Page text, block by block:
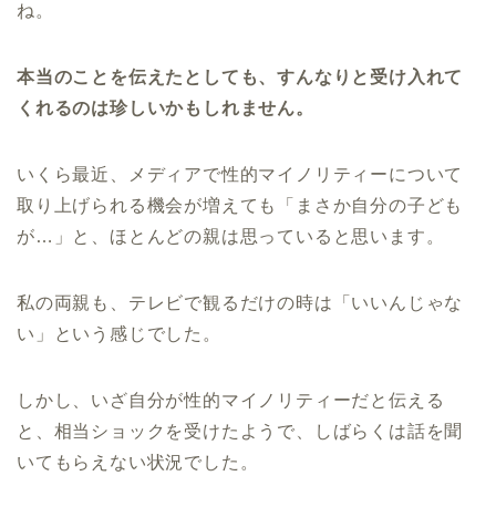
ね。
本当のことを伝えたとしても、すんなりと受け入れて
くれるのは珍しいかもしれません。
いくら最近、メディアで性的マイノリティーについて
取り上げられる機会が増えても「まさか自分の子ども
が…」と、ほとんどの親は思っていると思います。
私の両親も、テレビで観るだけの時は「いいんじゃな
い」という感じでした。
しかし、いざ自分が性的マイノリティーだと伝える
と、相当ショックを受けたようで、しばらくは話を聞
いてもらえない状況でした。